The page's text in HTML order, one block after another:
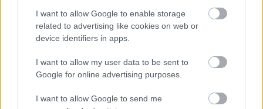
I want to allow Google to enable storage
related to advertising like cookies on web or
device identifiers in apps.
I want to allow my user data to be sent to
Google for online advertising purposes.
I want to allow Google to send me
de sus defensas fueron sustituidos por contusiones. El
primero, Raúl Albiol, quien sufrió un aparatoso golpe en la
cabeza que hizo que abandonara el campo en camilla y con
una brecha que ha requerido 10 puntos de sutura. Su
participación en el partido del lunes ante Las Palmas es
golpe que, aparentemente, no debería impedirle jugar ante